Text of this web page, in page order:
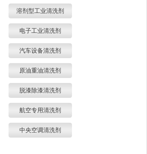
溶剂型工业清洗剂
电子工业清洗剂
汽车设备清洗剂
原油重油清洗剂
脱漆除漆清洗剂
航空专用清洗剂
中央空调清洗剂